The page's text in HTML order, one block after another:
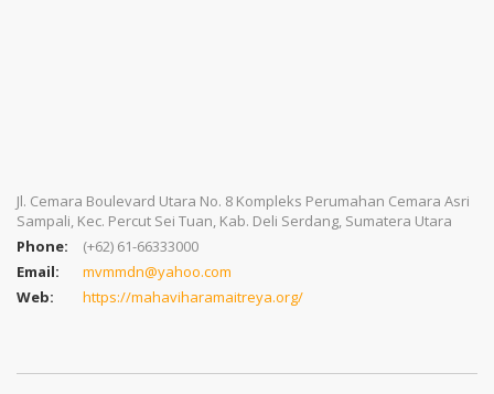
Jl. Cemara Boulevard Utara No. 8 Kompleks Perumahan Cemara Asri
Sampali, Kec. Percut Sei Tuan, Kab. Deli Serdang, Sumatera Utara
Phone:
(+62) 61-66333000
Email:
mvmmdn@yahoo.com
Web:
https://mahaviharamaitreya.org/